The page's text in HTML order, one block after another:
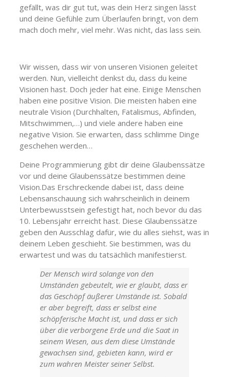
gefällt, was dir gut tut, was dein Herz singen lässt
und deine Gefühle zum Überlaufen bringt, von dem
mach doch mehr, viel mehr. Was nicht, das lass sein.
Wir wissen, dass wir von unseren Visionen geleitet
werden. Nun, vielleicht denkst du, dass du keine
Visionen hast. Doch jeder hat eine. Einige Menschen
haben eine positive Vision. Die meisten haben eine
neutrale Vision (Durchhalten, Fatalismus, Abfinden,
Mitschwimmen,…) und viele andere haben eine
negative Vision. Sie erwarten, dass schlimme Dinge
geschehen werden…
Deine Programmierung gibt dir deine Glaubenssätze
vor und deine Glaubenssätze bestimmen deine
Vision.Das Erschreckende dabei ist, dass deine
Lebensanschauung sich wahrscheinlich in deinem
Unterbewusstsein gefestigt hat, noch bevor du das
10. Lebensjahr erreicht hast. Diese Glaubenssätze
geben den Ausschlag dafür, wie du alles siehst, was in
deinem Leben geschieht. Sie bestimmen, was du
erwartest und was du tatsächlich manifestierst.
Der Mensch wird solange von den
Umständen gebeutelt, wie er glaubt, dass er
das Geschöpf äußerer Umstände ist. Sobald
er aber begreift, dass er selbst eine
schöpferische Macht ist, und dass er sich
über die verborgene Erde und die Saat in
seinem Wesen, aus dem diese Umstände
gewachsen sind, gebieten kann, wird er
zum wahren Meister seiner Selbst.